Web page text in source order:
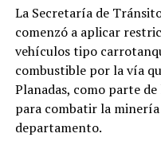
La Secretaría de
comenzó a aplicar
vehículos tipo
combustible por la vía
Planadas, como parte
para combatir la
departamento.